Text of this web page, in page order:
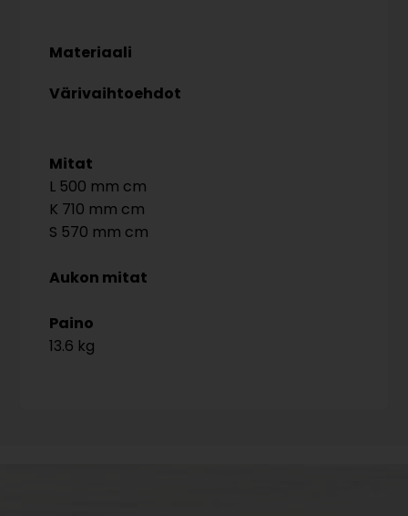
Materiaali
Värivaihtoehdot
Mitat
500 mm
710 mm
570 mm
Aukon mitat
Paino
13.6 kg